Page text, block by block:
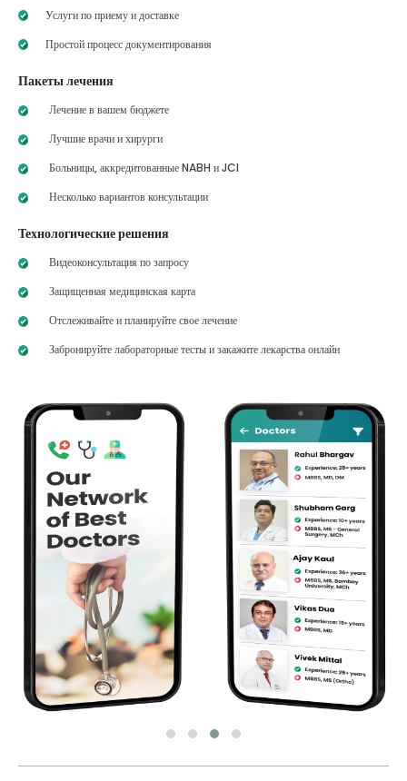
Услуги по приему и доставке
Простой процесс документирования
Пакеты лечения
Лечение в вашем бюджете
Лучшие врачи и хирурги
Больницы, аккредитованные NABH и JCI
Несколько вариантов консультации
Технологические решения
Видеоконсультация по запросу
Защищенная медицинская карта
Отслеживайте и планируйте свое лечение
Забронируйте лабораторные тесты и закажите лекарства онлайн